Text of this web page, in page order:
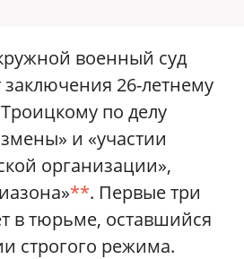
военный суд
заключения 26-летнему
по делу
и «участии
организации»,
**. Первые три
в тюрьме, оставшийся
строгого режима.